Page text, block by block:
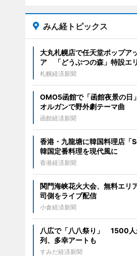
みん経トピックス
大丸札幌店で任天堂ポップア
ア 「どうぶつの森」特設エ
札幌経済新聞
OMO5函館で「函館夜景の
オルガンで野外劇テーマ曲
函館経済新聞
香港・九龍塘に韓国料理店
韓国定番料理を現代風に
香港経済新聞
関門海峡花火大会、無料エリ
司側をライブ配信
小倉経済新聞
八広で「八八祭り」 1500人
列、多幸アートも
すみだ経済新聞